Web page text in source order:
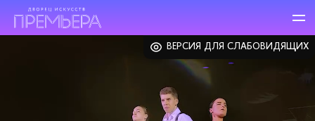
ВЕРСИЯ ДЛЯ СЛАБОВИДЯЩИХ